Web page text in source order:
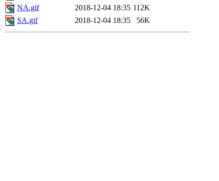
NA.gif
2018-12-04 18:35 112K
SA.gif
2018-12-04 18:35 56K